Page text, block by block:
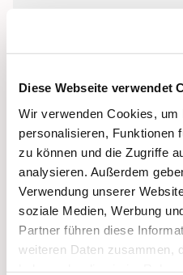
Diese Webseite verwendet
Wir verwenden Cookies, um
personalisieren, Funktionen
zu können und die Zugriffe
analysieren. Außerdem
Verwendung unserer
soziale Medien, Werbung
Partner führen diese
weiteren Daten zusammen,
Mittwoch, 7. Juli
St. Bonifatius,
1, 18528 Bergen